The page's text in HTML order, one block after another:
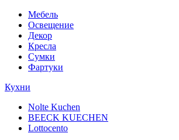
Мебель
Освещение
Декор
Кресла
Сумки
Фартуки
Кухни
Nolte Kuchen
BEECK KUECHEN
Lottocento